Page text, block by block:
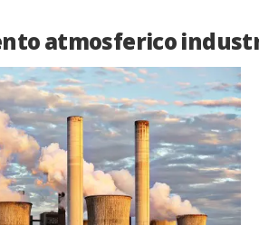
atmosferico